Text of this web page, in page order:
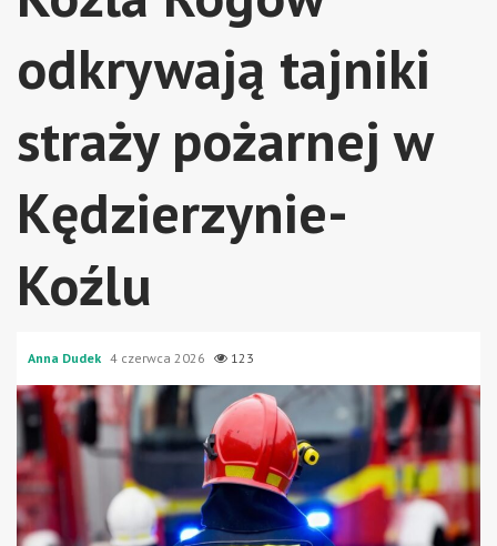
odkrywają tajniki
straży pożarnej w
Kędzierzynie-
Koźlu
Anna Dudek 4 czerwca 2026 123